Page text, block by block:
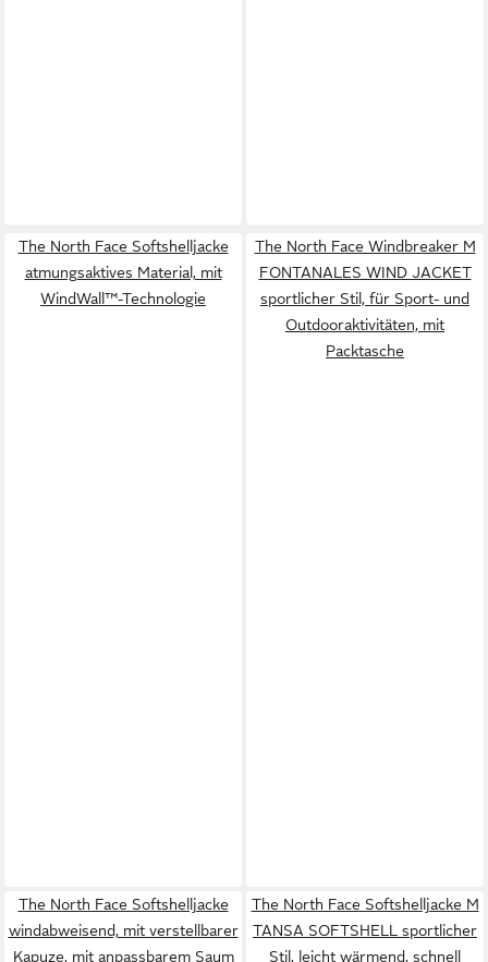
The North Face Softshelljacke
atmungsaktives Material, mit
WindWall™-Technologie
The North Face Windbreaker M
FONTANALES WIND JACKET
sportlicher Stil, für Sport- und
Outdooraktivitäten, mit
Packtasche
The North Face Softshelljacke
windabweisend, mit verstellbarer
Kapuze, mit anpassbarem Saum
The North Face Softshelljacke M
TANSA SOFTSHELL sportlicher
Stil, leicht wärmend, schnell